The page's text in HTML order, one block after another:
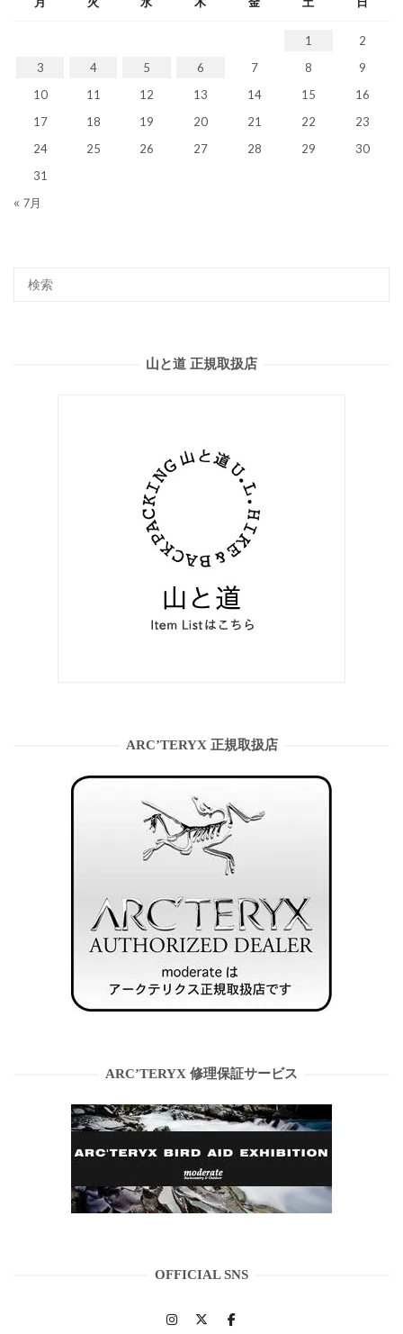
1
2
3
4 5 6 7 8
9
10
11 12 13 14 15
16
17
18 19 20 21 22
23
24
25 26 27 28 29
30
31
« 7月
山と道 正規取扱店
ARC’TERYX 正規取扱店
ARC’TERYX 修理保証サービス
OFFICIAL SNS